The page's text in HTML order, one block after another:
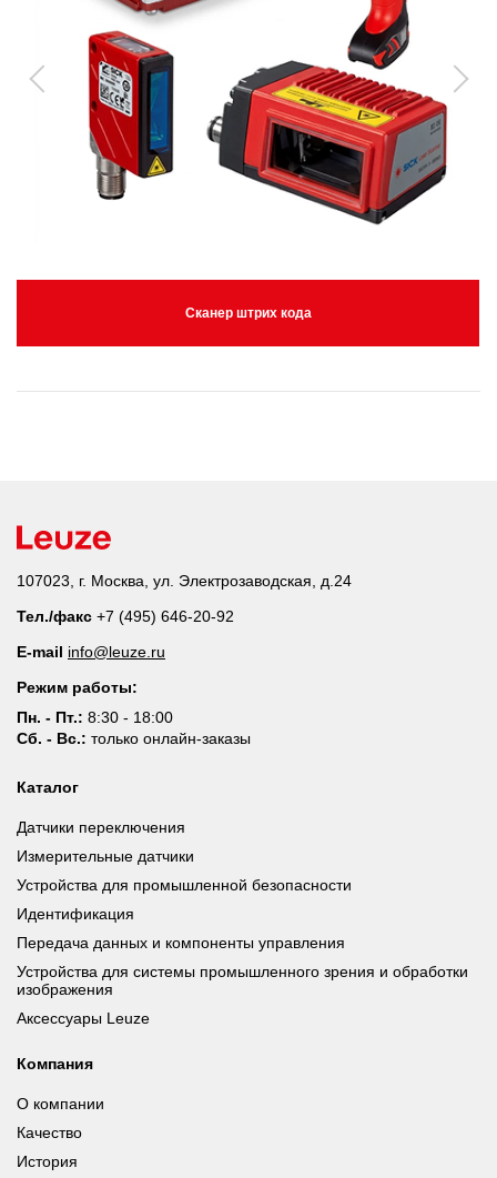
Сканер штрих кода
107023, г. Москва, ул. Электрозаводская, д.24
Тел./факс +7 (495) 646-20-92
E-mail info@leuze.ru
Режим работы:
Пн. - Пт.: 8:30 - 18:00
Сб. - Вс.: только онлайн-заказы
Каталог
Датчики переключения
Измерительные датчики
Устройства для промышленной безопасности
Идентификация
Передача данных и компоненты управления
Устройства для системы промышленного зрения и обработки
изображения
Аксессуары Leuze
Компания
О компании
Качество
История